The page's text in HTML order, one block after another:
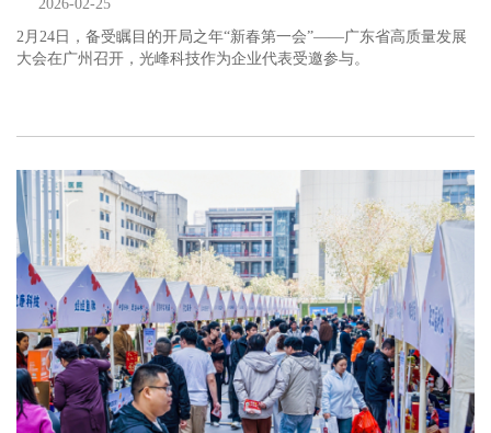
2026-02-25
2月24日，备受瞩目的开局之年“新春第一会”——广东省高质量发展
大会在广州召开，光峰科技作为企业代表受邀参与。